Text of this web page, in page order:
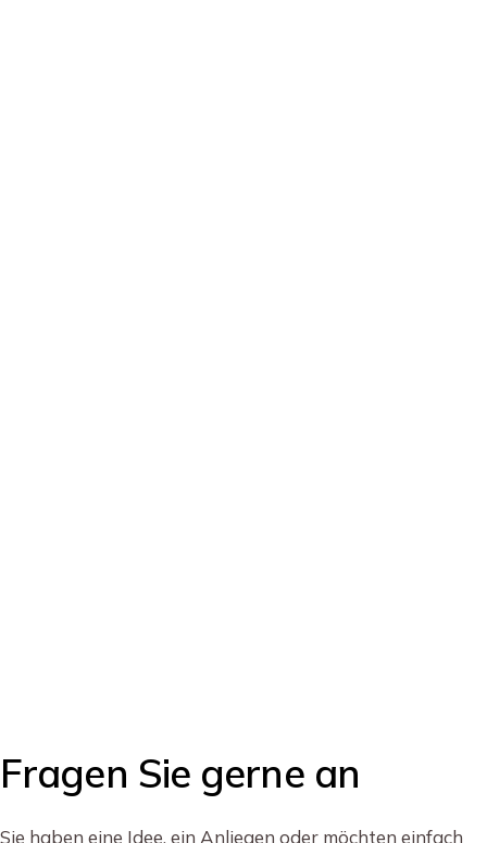
Fragen Sie gerne an
Sie haben eine Idee, ein Anliegen oder möchten einfach